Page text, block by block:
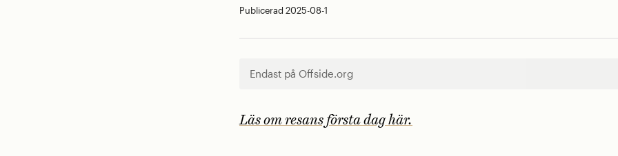
Publicerad 2025-08-1
Endast på Offside.org
Läs om resans första dag här.